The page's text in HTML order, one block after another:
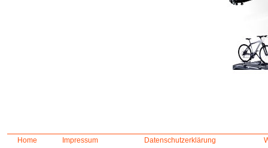
Home Impressum Datenschutzerklärung